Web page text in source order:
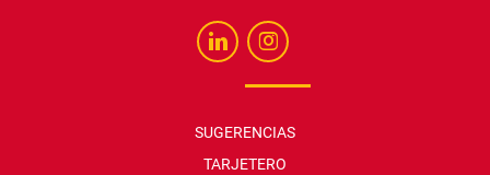
SUGERENCIAS
TARJETERO